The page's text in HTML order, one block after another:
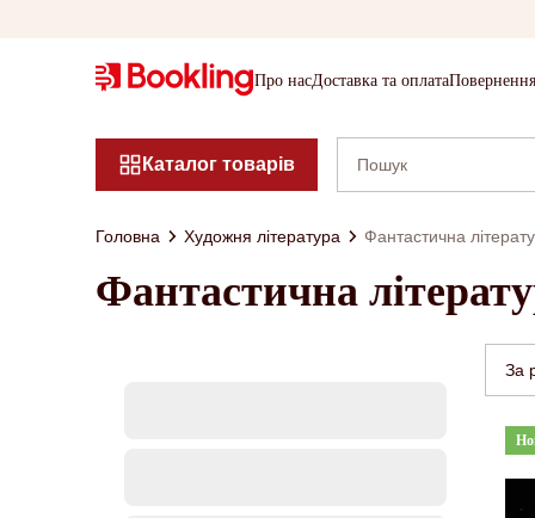
Про насДоставка та оплата
Каталог товарів
Головна Художня література Фантастична
Фантастична
За